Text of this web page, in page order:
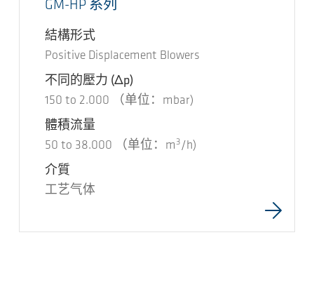
GM-HP 系列
結構形式
Positive Displacement Blowers
不同的壓力 (Δp)
150 to 2.000 （单位：mbar)
體積流量
50 to 38.000 （单位：m 3 /h)
介質
工艺气体